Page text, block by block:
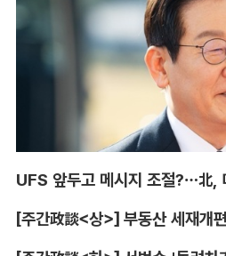
UFS 앞두고 메시지 조절?…北,